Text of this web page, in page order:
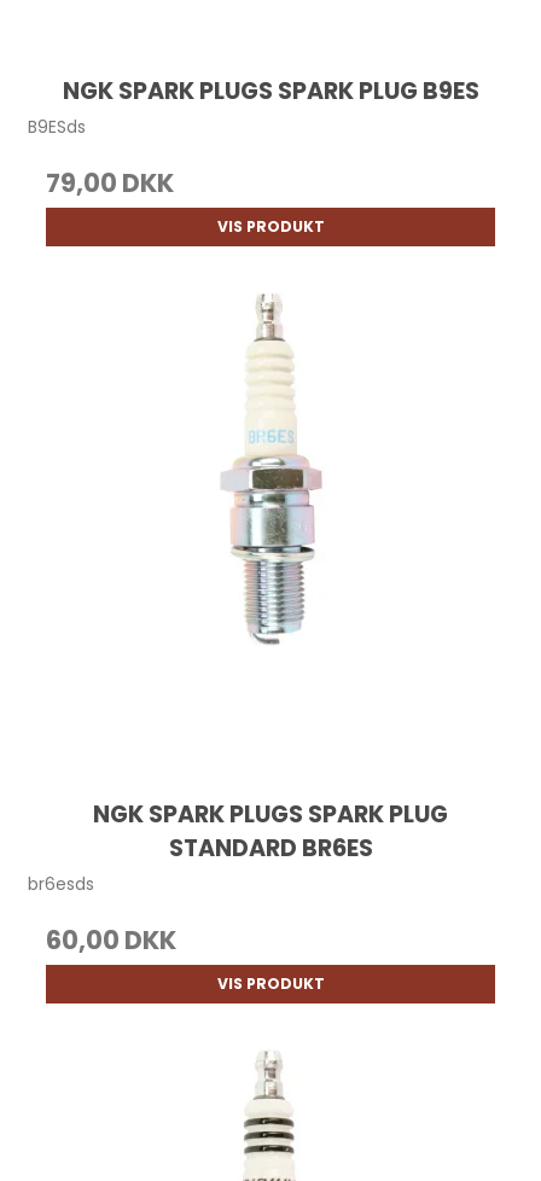
NGK SPARK PLUGS SPARK PLUG B9ES
B9ESds
79,00 DKK
VIS PRODUKT
NGK SPARK PLUGS SPARK PLUG
STANDARD BR6ES
br6esds
60,00 DKK
VIS PRODUKT